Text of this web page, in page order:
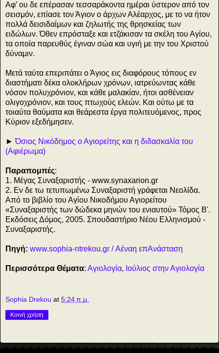
Aφ’ ου δε επέρασαν τεσσαράκοντα ημέραι ύστερον από τον
σεισμόν, επίασε τον Άγιον ο άρχων Αλέαρχος, με το να ήτον
πολλά δεισιδαίμων και ζηλωτής της θρησκείας των
ειδώλων. Όθεν επρόσταξε και ετζάκισαν τα σκέλη του Αγίου,
τα οποία παρευθύς έγιναν σώα και υγιή με την του Χριστού
δύναμιν.
Mετά ταύτα επεριπάτει ο Άγιος εις διαφόρους τόπους εν
διαστήματι δέκα ολοκλήρων χρόνων, ιατρεύωντας κάθε
νόσον πολυχρόνιον, και κάθε μαλακίαν, ήτοι ασθένειαν
ολιγοχρόνιον, και τους πτωχούς ελεών. Kαι ούτω με τα
τοιαύτα θαύματα και θεάρεστα έργα πολιτευόμενος, προς
Κύριον εξεδήμησεν.
►Όσιος Νικόδημος ο Αγιορείτης και η διδασκαλία του
(Αφιέρωμα)
Παραπομπές:
1. Μέγας Συναξαριστής - www.synaxarion.gr
2. Eν δε τω τετυπωμένω Συναξαριστή γράφεται Nεολίδα.
Από το βιβλίο του Αγίου Νικοδήμου Αγιορείτου
«Συναξαριστής των δώδεκα μηνών του ενιαυτού» Τόμος Β'.
Εκδόσεις Δόμος, 2005. Σπουδαστήριο Νέου Ελληνισμού -
Συναξαριστής.
Πηγή: www.sophia-ntrekou.gr / Αέναη επΑνάσταση
Περισσότερα Θέματα: Αγιολογία, Ιούλιος στην Αγιολογία
Sophia Drekou at 5:24 π.μ.
Κοινή χρήση